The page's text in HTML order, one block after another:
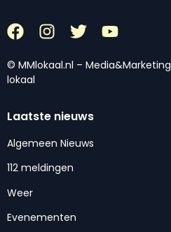
© MMlokaal.nl – Media&Marketing
lokaal
Laatste nieuws
Algemeen Nieuws
112 meldingen
Weer
Evenementen